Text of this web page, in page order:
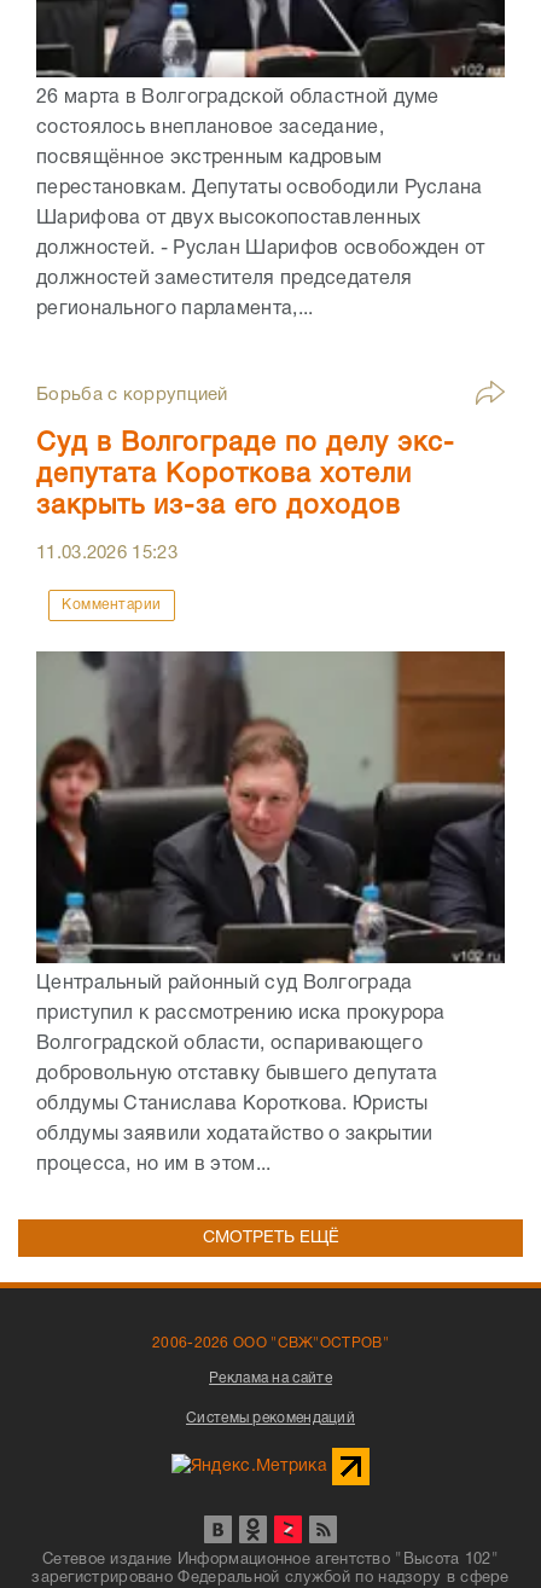
26 марта в Волгоградской областной думе
состоялось внеплановое заседание,
посвящённое экстренным кадровым
перестановкам. Депутаты освободили Руслана
Шарифова от двух высокопоставленных
должностей. - Руслан Шарифов освобожден от
должностей заместителя председателя
регионального парламента,...
Борьба с коррупцией
Суд в Волгограде по делу экс-
депутата Короткова хотели
закрыть из-за его доходов
11.03.2026 15:23
Комментарии
Центральный районный суд Волгограда
приступил к рассмотрению иска прокурора
Волгоградской области, оспаривающего
добровольную отставку бывшего депутата
облдумы Станислава Короткова. Юристы
облдумы заявили ходатайство о закрытии
процесса, но им в этом...
СМОТРЕТЬ ЕЩЁ
2006-2026 ООО "СВЖ"ОСТРОВ"
Реклама на сайте
Системы рекомендаций
Сетевое издание Информационное агентство "Высота 102"
зарегистрировано Федеральной службой по надзору в сфере